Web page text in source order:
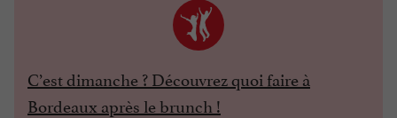
C’est dimanche ? Découvrez quoi faire à
Bordeaux après le brunch !